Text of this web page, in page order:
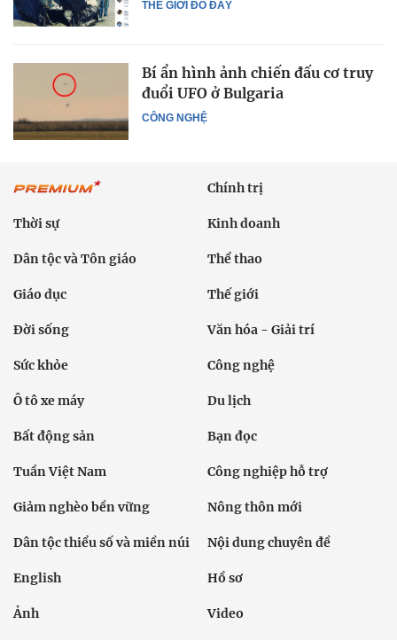
THẾ GIỚI ĐÓ ĐÂY
CÔNG NGHỆ
Bí ẩn hình ảnh chiến đấu cơ truy
đuổi UFO ở Bulgaria
Chính trị
Thời sự Kinh doanh
Dân tộc và Tôn giáo Thể thao
Giáo dục Thế giới
Đời sống Văn hóa - Giải trí
Sức khỏe Công nghệ
Ô tô xe máy Du lịch
Bất động sản Bạn đọc
Tuần Việt Nam Công nghiệp hỗ trợ
Giảm nghèo bền vững Nông thôn mới
Dân tộc thiểu số và miền núi Nội dung chuyên đề
English Hồ sơ
Ảnh Video